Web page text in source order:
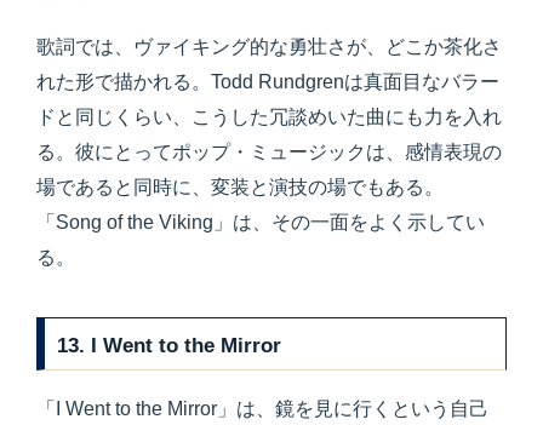
歌詞では、ヴァイキング的な勇壮さが、どこか茶化さ
れた形で描かれる。Todd Rundgrenは真面目なバラー
ドと同じくらい、こうした冗談めいた曲にも力を入れ
る。彼にとってポップ・ミュージックは、感情表現の
場であると同時に、変装と演技の場でもある。
「Song of the Viking」は、その一面をよく示してい
る。
13. I Went to the Mirror
「I Went to the Mirror」は、鏡を見に行くという自己